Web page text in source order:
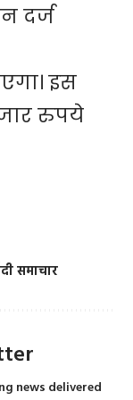
दर्ज
इस
रुपये
समाचार
news delivered